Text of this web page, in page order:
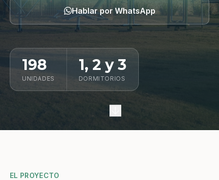
Hablar por WhatsApp
198
UNIDADES
1, 2 y 3
DORMITORIOS
EL PROYECTO